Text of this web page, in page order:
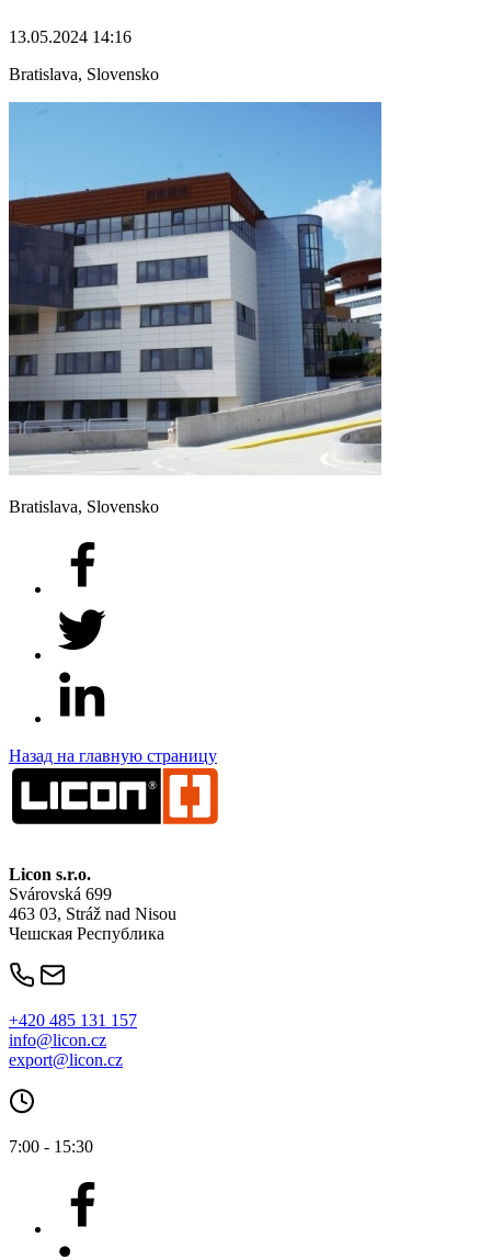
13.05.2024 14:16
Bratislava, Slovensko
Bratislava, Slovensko
Назад на главную страницу
Licon s.r.o.
Svárovská 699
463 03, Stráž nad Nisou
Чешская Республика
+420 485 131 157
info@licon.cz
export@licon.cz
7:00 - 15:30